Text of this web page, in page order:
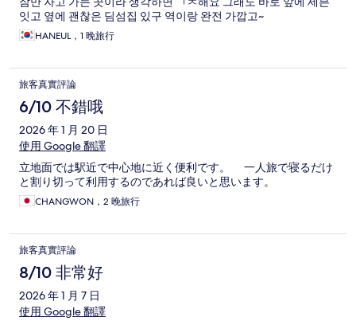
잇고 옆에 괜찮은 딤섬집 있구 역이랑 완전 가깝고~
HANEUL，1 晚旅行
旅客真實評論
6/10 不錯哦
2026 年 1 月 20 日
使用 Google 翻譯
立地面では駅近で中心地に近く便利です。 一人旅で寝るだけ
と割り切って利用するのであれば良いと思います。
CHANGWON，2 晚旅行
旅客真實評論
8/10 非常好
2026 年 1 月 7 日
使用 Google 翻譯